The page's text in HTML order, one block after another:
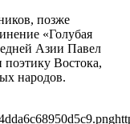
позже
«Голубая
Азии Павел
Востока,
народов.